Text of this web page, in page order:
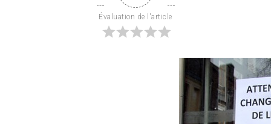
Évaluation de l'article